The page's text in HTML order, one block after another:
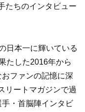
たちのインタビュー
日本一に輝いている
たした2016年から
ファンの記憶に深
リートマガジンで過
・首脳陣インタビ